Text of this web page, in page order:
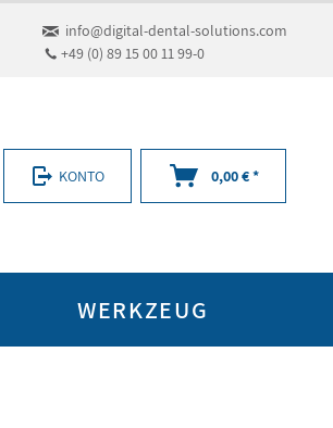
info@digital-dental-solutions.com
+49 (0) 89 15 00 11 99-0
KONTO 0,00 € *
WERKZEUG